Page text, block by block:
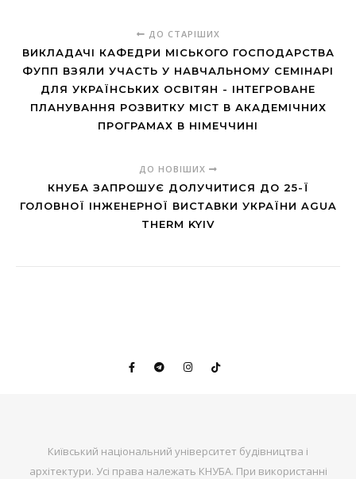
ДО СТАРІШИХ
ВИКЛАДАЧІ КАФЕДРИ МІСЬКОГО ГОСПОДАРСТВА
ФУПП ВЗЯЛИ УЧАСТЬ У НАВЧАЛЬНОМУ СЕМІНАРІ
ДЛЯ УКРАЇНСЬКИХ ОСВІТЯН - ІНТЕГРОВАНЕ
ПЛАНУВАННЯ РОЗВИТКУ МІСТ В АКАДЕМІЧНИХ
ПРОГРАМАХ В НІМЕЧЧИНІ
ДО НОВІШИХ
КНУБА ЗАПРОШУЄ ДОЛУЧИТИСЯ ДО 25-Ї
ГОЛОВНОЇ ІНЖЕНЕРНОЇ ВИСТАВКИ УКРАЇНИ AGUA
THERM KYIV
Київський національний університет будівництва і
архітектури. Усі права належать КНУБА. При використанні